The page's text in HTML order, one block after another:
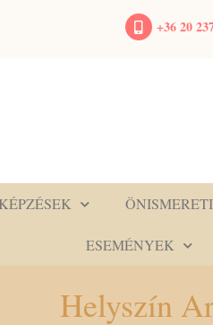
+36 20
ESEMÉNYEK
Helyszín